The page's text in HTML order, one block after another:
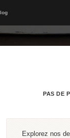
PAS DE
Explorez nos